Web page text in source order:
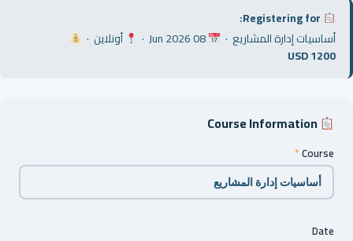
أساسيات إدارة المشاريع ·
أونلاين ·
USD 1200
Course Information
Course
*
Date